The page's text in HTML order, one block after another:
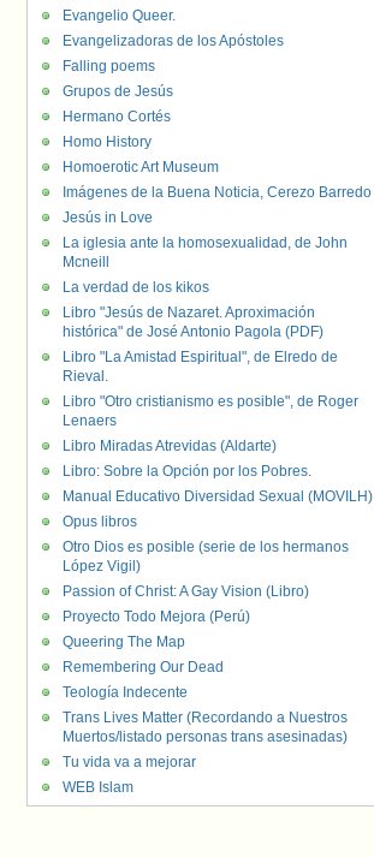
Evangelio Queer.
Evangelizadoras de los Apóstoles
Falling poems
Grupos de Jesús
Hermano Cortés
Homo History
Homoerotic Art Museum
Imágenes de la Buena Noticia, Cerezo Barredo
Jesús in Love
La iglesia ante la homosexualidad, de John
Mcneill
La verdad de los kikos
Libro "Jesús de Nazaret. Aproximación
histórica" de José Antonio Pagola (PDF)
Libro "La Amistad Espiritual", de Elredo de
Rieval.
Libro "Otro cristianismo es posible", de Roger
Lenaers
Libro Miradas Atrevidas (Aldarte)
Libro: Sobre la Opción por los Pobres.
Manual Educativo Diversidad Sexual (MOVILH)
Opus libros
Otro Dios es posible (serie de los hermanos
López Vigil)
Passion of Christ: A Gay Vision (Libro)
Proyecto Todo Mejora (Perú)
Queering The Map
Remembering Our Dead
Teología Indecente
Trans Lives Matter (Recordando a Nuestros
Muertos/listado personas trans asesinadas)
Tu vida va a mejorar
WEB Islam